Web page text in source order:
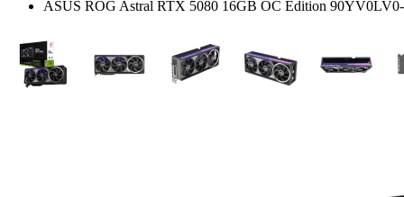
ASUS ROG Astral RTX 5080 16GB OC Edition